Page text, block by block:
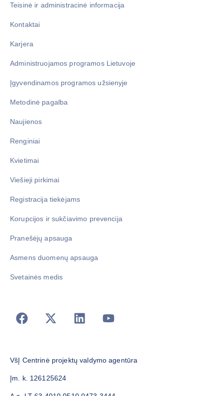
Teisinė ir administracinė informacija
Kontaktai
Karjera
Administruojamos programos Lietuvoje
Įgyvendinamos programos užsienyje
Metodinė pagalba
Naujienos
Renginiai
Kvietimai
Viešieji pirkimai
Registracija tiekėjams
Korupcijos ir sukčiavimo prevencija
Pranešėjų apsauga
Asmens duomenų apsauga
Svetainės medis
VšĮ Centrinė projektų valdymo agentūra
Įm. k. 126125624